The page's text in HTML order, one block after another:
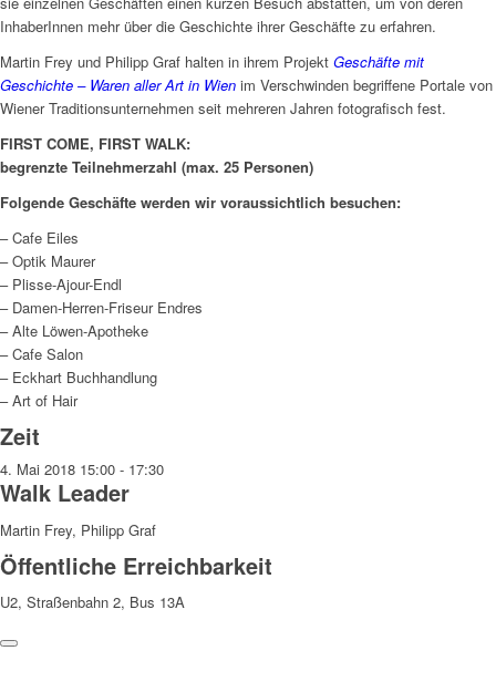
InhaberInnen mehr über die Geschichte ihrer Geschäfte zu erfahren.
Martin Frey und Philipp Graf halten in ihrem Projekt Geschäfte mit
Geschichte – Waren aller Art in Wien im Verschwinden begriffene Portale von
Wiener Traditionsunternehmen seit mehreren Jahren fotografisch fest.
FIRST COME, FIRST WALK:
begrenzte Teilnehmerzahl (max. 25 Personen)
Folgende Geschäfte werden wir voraussichtlich besuchen:
– Cafe Eiles
– Optik Maurer
– Plisse-Ajour-Endl
– Damen-Herren-Friseur Endres
– Alte Löwen-Apotheke
– Cafe Salon
– Eckhart Buchhandlung
– Art of Hair
Zeit
4. Mai 2018 15:00 - 17:30
Walk Leader
Martin Frey, Philipp Graf
Öffentliche Erreichbarkeit
U2, Straßenbahn 2, Bus 13A